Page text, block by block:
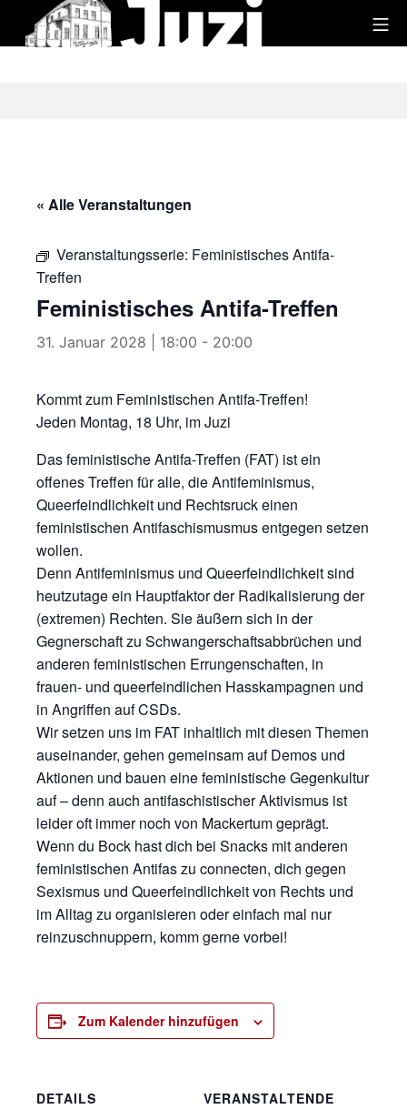
Inhalt
« Alle Veranstaltungen
Veranstaltungsserie: Feministisches Antifa-
Treffen
Feministisches Antifa-Treffen
31. Januar 2028 | 18:00 - 20:00
Kommt zum Feministischen Antifa-Treffen!
Jeden Montag, 18 Uhr, im Juzi
Das feministische Antifa-Treffen (FAT) ist ein
offenes Treffen für alle, die Antifeminismus,
Queerfeindlichkeit und Rechtsruck einen
feministischen Antifaschismusmus entgegen setzen
wollen.
Denn Antifeminismus und Queerfeindlichkeit sind
heutzutage ein Hauptfaktor der Radikalisierung der
(extremen) Rechten. Sie äußern sich in der
Gegnerschaft zu Schwangerschaftsabbrüchen und
anderen feministischen Errungenschaften, in
frauen- und queerfeindlichen Hasskampagnen und
in Angriffen auf CSDs.
Wir setzen uns im FAT inhaltlich mit diesen Themen
auseinander, gehen gemeinsam auf Demos und
Aktionen und bauen eine feministische Gegenkultur
auf – denn auch antifaschistischer Aktivismus ist
leider oft immer noch von Mackertum geprägt.
Wenn du Bock hast dich bei Snacks mit anderen
feministischen Antifas zu connecten, dich gegen
Sexismus und Queerfeindlichkeit von Rechts und
im Alltag zu organisieren oder einfach mal nur
reinzuschnuppern, komm gerne vorbei!
Zum Kalender hinzufügen
DETAILS
VERANSTALTENDE